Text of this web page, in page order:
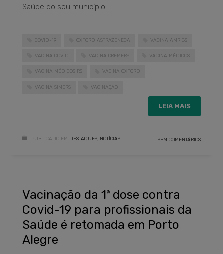
Saúde do seu município.
COVID-19 OXFORD ASTRAZENECA VACINA AMRIGS
VACINA COVID VACINA CREMERS VACINA MÉDICOS
VACINA MÉDICOS RS VACINA OXFORD
VACINA SIMERS VACINAÇÃO
LEIA MAIS
PUBLICADO EM DESTAQUES NOTÍCIAS SEM COMENTÁRIOS
Vacinação da 1ª dose contra
Covid-19 para profissionais da
Saúde é retomada em Porto
Alegre